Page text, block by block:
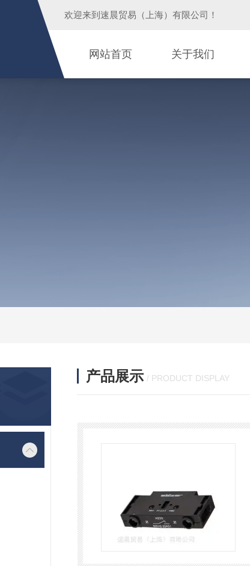
欢迎来到 速晨贸易（上海）有限公司 ！
网站首页 关于我们
产品展示 / PRODUCT DISPLAY